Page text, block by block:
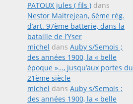
PATOUX jules ( fils ) dans
Nestor Maitrejean, 6ème rég.
d’art. 97ème batterie, dans la
bataille de l’Yser
michel dans Auby s/Semois ;
des années 1900, la « belle
époque »…, jusqu’aux portes du
21ème siècle
michel dans Auby s/Semois ;
des années 1900, la « belle